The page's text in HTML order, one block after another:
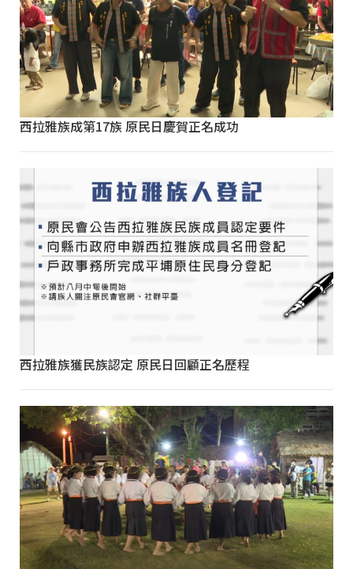
西拉雅族成第17族 原民日慶賀正名成功
西拉雅族獲民族認定 原民日回顧正名歷程